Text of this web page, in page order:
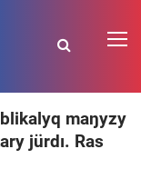
maŋyzy
jürdı. Ras